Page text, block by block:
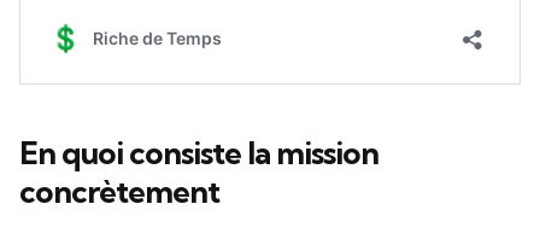
En quoi consiste la mission
concrètement